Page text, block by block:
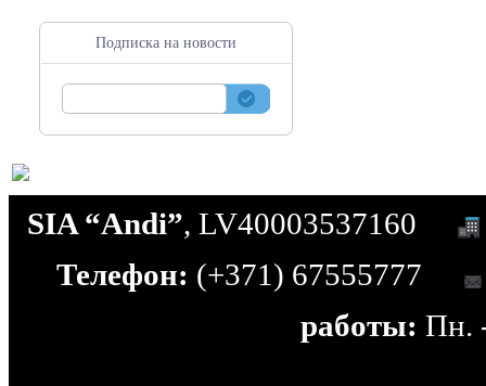
Подписка на новости
SIA “Andi”, LV40003537160
Телефон: (+371) 67555777
работы: Пн.